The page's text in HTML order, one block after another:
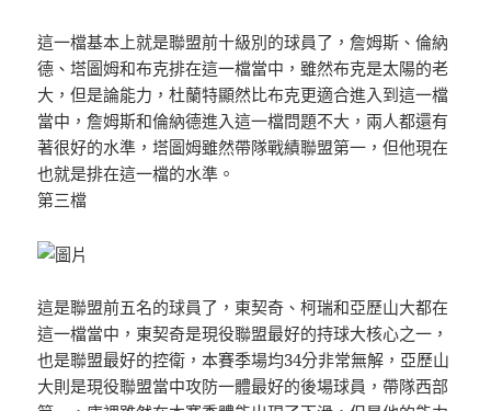
這一檔基本上就是聯盟前十級別的球員了，詹姆斯、倫納
德、塔圖姆和布克排在這一檔當中，雖然布克是太陽的老
大，但是論能力，杜蘭特顯然比布克更適合進入到這一檔
當中，詹姆斯和倫納德進入這一檔問題不大，兩人都還有
著很好的水準，塔圖姆雖然帶隊戰績聯盟第一，但他現在
也就是排在這一檔的水準。
第三檔
這是聯盟前五名的球員了，東契奇、柯瑞和亞歷山大都在
這一檔當中，東契奇是現役聯盟最好的持球大核心之一，
也是聯盟最好的控衛，本賽季場均34分非常無解，亞歷山
大則是現役聯盟當中攻防一體最好的後場球員，帶隊西部